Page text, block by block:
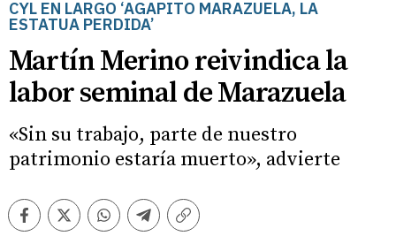
CYL EN LARGO ‘AGAPITO MARAZUELA, LA
ESTATUA PERDIDA’
Martín Merino reivindica la
labor seminal de Marazuela
«Sin su trabajo, parte de nuestro
patrimonio estaría muerto», advierte
FacebookTwitterWhatsappTelegramCopiar